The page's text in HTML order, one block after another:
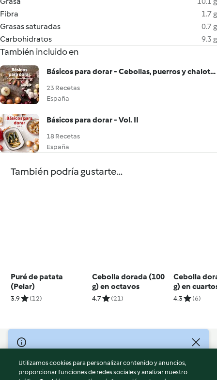
Fibra
1.7 g
Grasas saturadas
0.7 g
Carbohidratos
9.3 g
También incluido en
Básicos para dorar - Cebollas, puerros y chalotas
23 Recetas
España
Básicos para dorar - Vol. II
18 Recetas
España
También podría gustarte...
Puré de patata
(Pelar)
3.9 (12)
Cebolla dorada (100
g) en octavos
4.7 (21)
Cebolla
g) en
4.3 (6)
© Copyright 2026
Términos de uso
Política de privacidad
Utilizamos cookies para personalizar contenido y anuncios,
proporcionar funciones de redes sociales y analizar nuestro